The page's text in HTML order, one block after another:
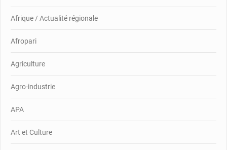
Afrique / Actualité régionale
Afropari
Agriculture
Agro-industrie
APA
Art et Culture